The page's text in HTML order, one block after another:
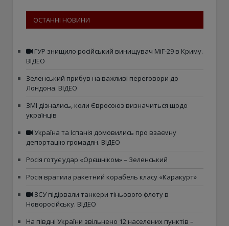
ОСТАННІ НОВИНИ
ГУР знищило російський винищувач МіГ-29 в Криму.
ВІДЕО
Зеленський прибув на важливі переговори до
Лондона. ВІДЕО
ЗМІ дізнались, коли Євросоюз визначиться щодо
українців
Україна та Іспанія домовились про взаємну
депортацію громадян. ВІДЕО
Росія готує удар «Орєшніком» – Зеленський
Росія вратила ракетний корабель класу «Каракурт»
ЗСУ підірвали танкери тіньового флоту в
Новоросійську. ВІДЕО
На півдні України звільнено 12 населених пунктів –